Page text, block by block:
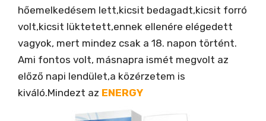
hőemelkedésem lett,kicsit bedagadt,kicsit forró
volt,kicsit lüktetett,ennek ellenére elégedett
vagyok, mert mindez csak a 18. napon történt.
Ami fontos volt, másnapra ismét megvolt az
előző napi lendület,a közérzetem is
kiváló.Mindezt az ENERGY